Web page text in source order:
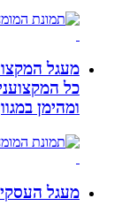
מעגל המקצוענים
כל המקצוענים
ומהימן במגוון
מעגל העסקים